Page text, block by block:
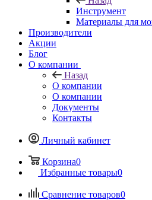
Инструмент
Материалы для
Производители
Акции
Блог
О компании
Назад
О компании
О компании
Документы
Контакты
Личный кабинет
Корзина0
Избранные товары0
Сравнение товаров0